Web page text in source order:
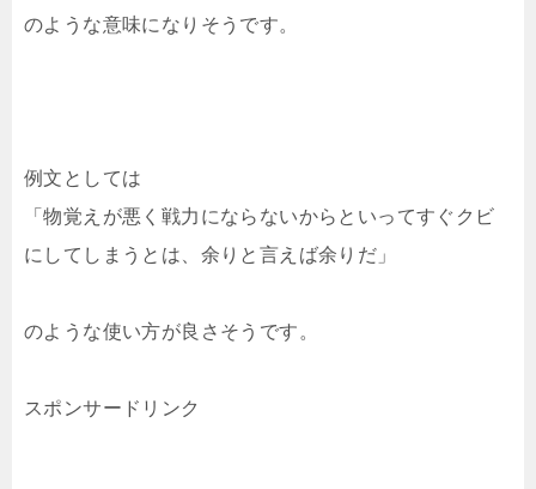
のような意味になりそうです。
例文としては
「物覚えが悪く戦力にならないからといってすぐクビ
にしてしまうとは、余りと言えば余りだ」
のような使い方が良さそうです。
スポンサードリンク